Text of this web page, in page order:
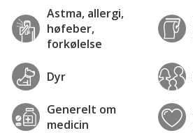
Astma, allergi,
høfeber,
forkølelse
Dyr
Generelt om
medicin